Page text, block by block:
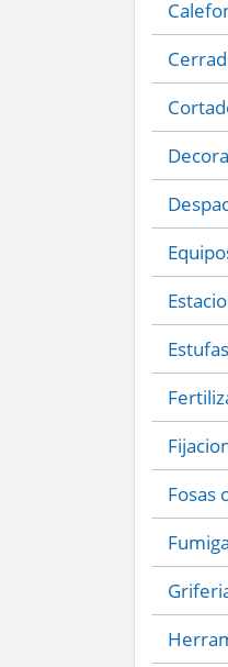
Estufas
Fosas